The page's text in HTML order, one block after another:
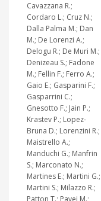
Cavazzana R.;
Cordaro L.; Cruz N.;
Dalla Palma M.; Dan
M.; De Lorenzi A.;
Delogu R.; De Muri M.;
Denizeau S.; Fadone
M.; Fellin F.; Ferro A.;
Gaio E.; Gasparini F.;
Gasparrini C.;
Gnesotto F.; Jain P.;
Krastev P.; Lopez-
Bruna D.; Lorenzini R.;
Maistrello A.;
Manduchi G.; Manfrin
S.; Marconato N.;
Martines E.; Martini G.;
Martini S.; Milazzo R.;
Patton T.; Pavei M.;